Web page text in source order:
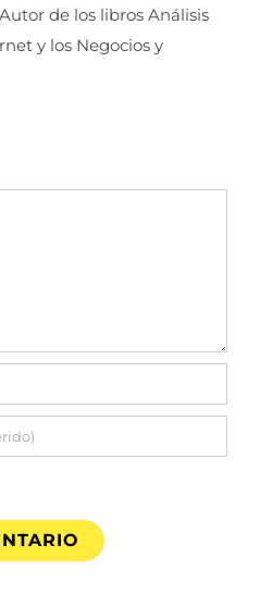
de los libros Análisis
y los Negocios y